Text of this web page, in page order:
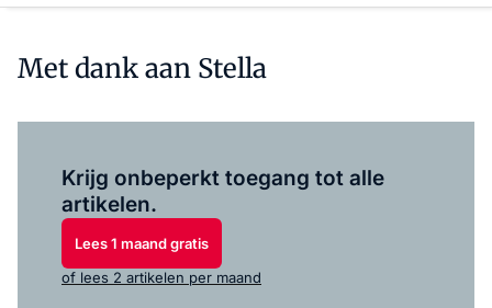
Met dank aan Stella
Krijg onbeperkt toegang tot alle
artikelen.
Lees 1 maand gratis
of lees 2 artikelen per maand